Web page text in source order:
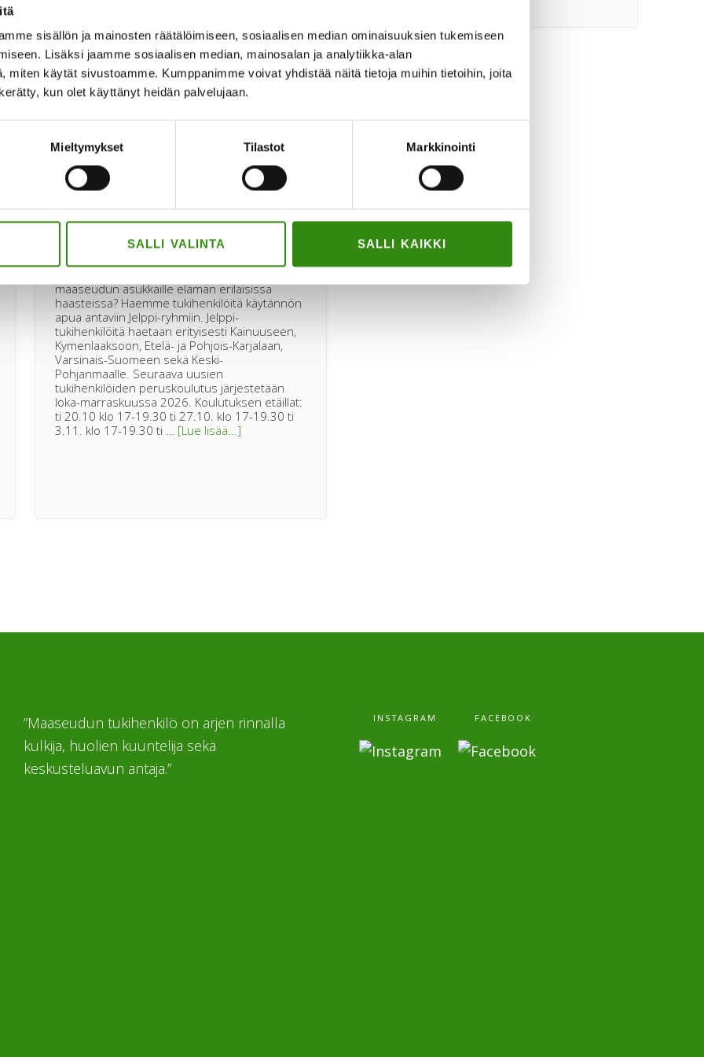
sisällön ja mainosten räätälöimiseen, sosiaalisen median ominaisuuksien tukemiseen
Lisäksi jaamme sosiaalisen median, mainosalan ja analytiikka-alan
miten käytät sivustoamme. Kumppanimme voivat yhdistää näitä tietoja muihin tietoihin, joita
kun olet käyttänyt heidän palvelujaan.
Mieltymykset Tilastot Markkinointi
SALLI VALINTA SALLI KAIKKI
Jelppi
toi
apua
uupuneen
Kouluttaudu maaseudun
tukihenkilöksi!
maaseudun asukkaille elämän erilaisissa
haasteissa? Haemme tukihenkilöitä käytännön
apua antaviin Jelppi-ryhmiin. Jelppi-
tukihenkilöitä haetaan erityisesti Kainuuseen,
Kymenlaaksoon, Etelä- ja Pohjois-Karjalaan,
Varsinais-Suomeen sekä Keski-
Pohjanmaalle. Seuraava uusien
tukihenkilöiden peruskoulutus järjestetään
loka-marraskuussa 2026. Koulutuksen etäillat:
ti 20.10 klo 17-19.30 ti 27.10. klo 17-19.30 ti
3.11. klo 17-19.30 ti … [Lue lisää...]
”Maaseudun tukihenkilö on arjen rinnalla
kulkija, huolien kuuntelija sekä
keskusteluavun antaja.”
INSTAGRAM FACEBOOK